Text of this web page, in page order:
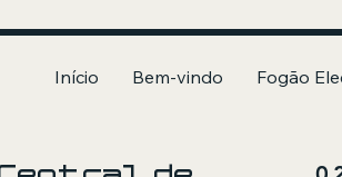
Início Bem-vindo Fogão